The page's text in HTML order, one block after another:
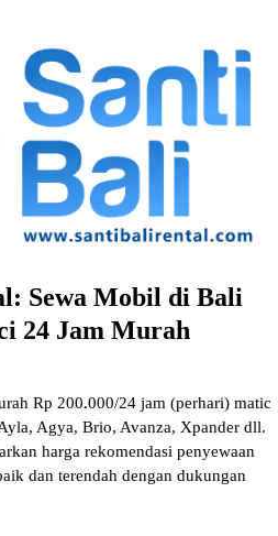
Sewa Mobil di Bali
24 Jam Murah
Rp 200.000/24 jam (perhari) matic
Agya, Brio, Avanza, Xpander dll.
harga rekomendasi penyewaan
dan terendah dengan dukungan